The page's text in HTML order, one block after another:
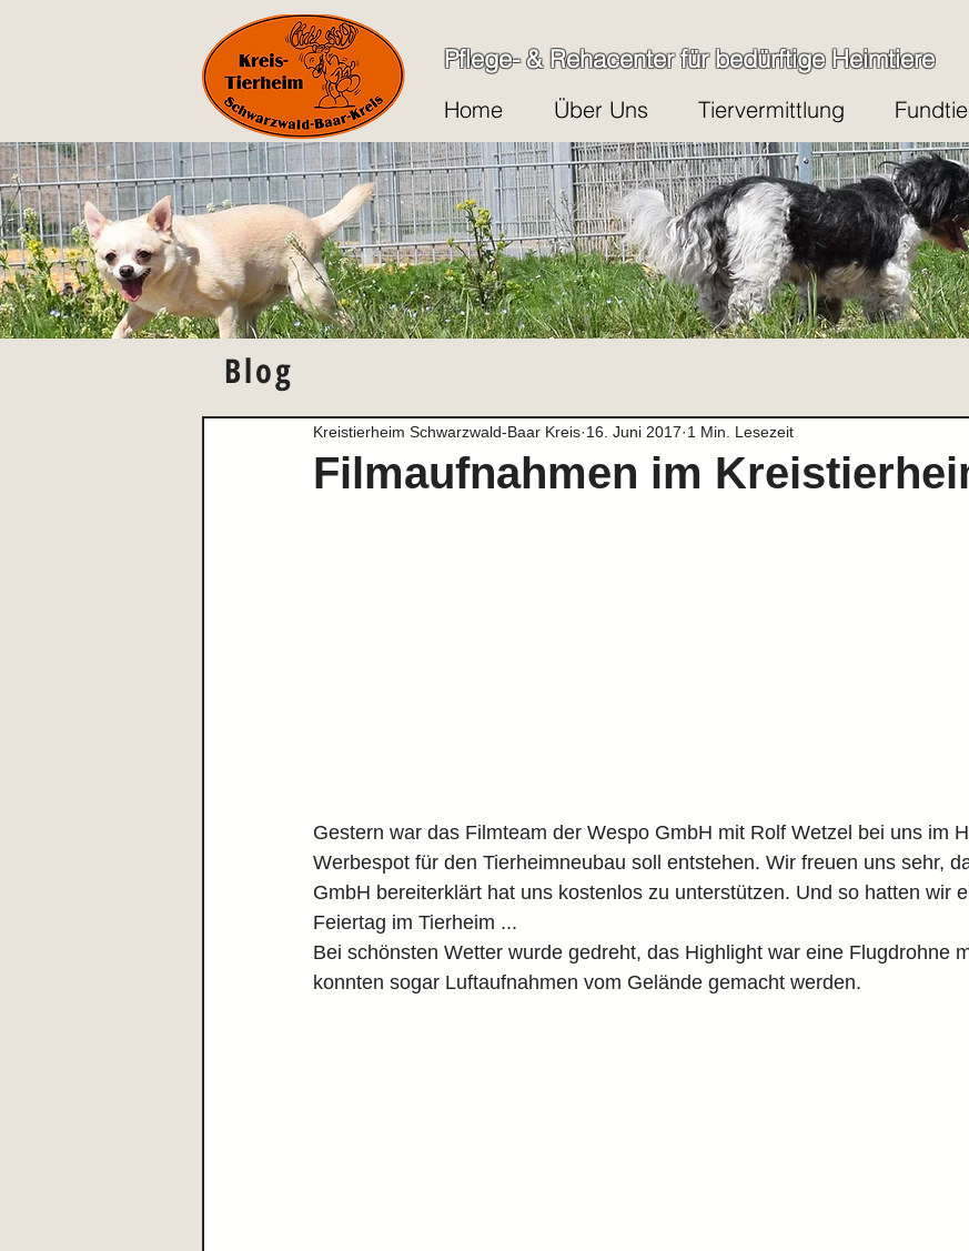
Pflege- & Rehacenter für bedürftige Heimtiere
Home Über Uns Tiervermittlung
Blog
Filmaufnahmen im
Kreistierheim Schwarzwald-Baar Kreis 16. Juni 2017 1 Min. Lesezeit
Gestern war das Filmteam der Wespo GmbH mit Rolf Wetzel bei uns im
Werbespot für den Tierheimneubau soll entstehen. Wir freuen uns sehr,
GmbH bereiterklärt hat uns kostenlos zu unterstützen. Und so hatten wir
Feiertag im Tierheim ...
Bei schönsten Wetter wurde gedreht, das Highlight war eine Flugdrohne
konnten sogar Luftaufnahmen vom Gelände gemacht werden.